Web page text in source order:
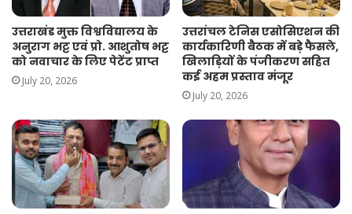
उत्तराखंड मुक्त विश्वविद्यालय के
अनुराग भट्ट एवं प्रो. आशुतोष भट्ट
को नवाचार के लिए पेटेंट प्राप्त
July 20, 2026
उत्तरांचल टेनिस एसोसिएशन की
कार्यकारिणी बैठक में बड़े फैसले,
खिलाड़ियों के पंजीकरण सहित
कई अहम प्रस्ताव मंजूर
July 20, 2026